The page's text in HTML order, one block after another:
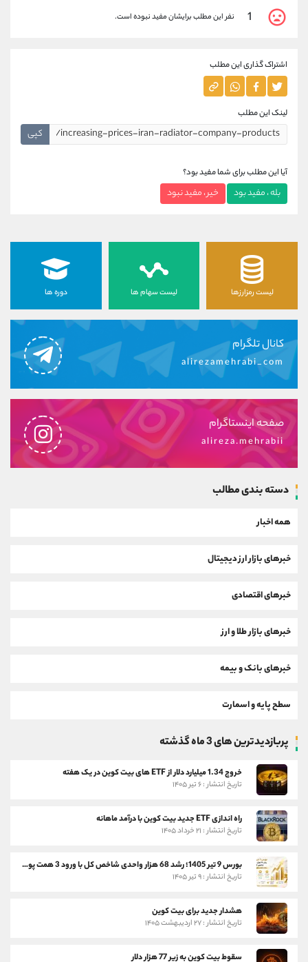
1
نفر این مطلب برایشان مفید نبوده است.
اشتراک گذاری این مطلب
لینک این مطلب
کپی
آیا این مطلب برای شما مفید بود؟
بله ، مفید بود خیر ، مفید نبود
لیست رمزارزها لیست سهام ها دوره ها
کانال تلگرام
alirezamehrabi_com
صفحه اینستاگرام
alireza.mehrabii
دسته بندی مطالب
همه اخبار
خبرهای بازار ارز دیجیتال
خبرهای اقتصادی
خبرهای بازار طلا و ارز
خبرهای بانک و بیمه
سطح پایه و اسمارت
پربازدیدترین های 3 ماه گذشته
خروج 1.34 میلیارد دلار از ETF های بیت کوین در یک هفته
تاریخ انتشار : ۶ تیر ۱۴۰۵
راه اندازی ETF جدید بیت کوین با درآمد ماهانه
تاریخ انتشار : ۲۱ خرداد ۱۴۰۵
بورس 9 تیر 1405؛ رشد 68 هزار واحدی شاخص کل با ورود 3 همت پول حقیقی
تاریخ انتشار : ۹ تیر ۱۴۰۵
هشدار جدید برای بیت کوین
تاریخ انتشار : ۲۷ اردیبهشت ۱۴۰۵
سقوط بیت کوین به زیر 77 هزار دلار